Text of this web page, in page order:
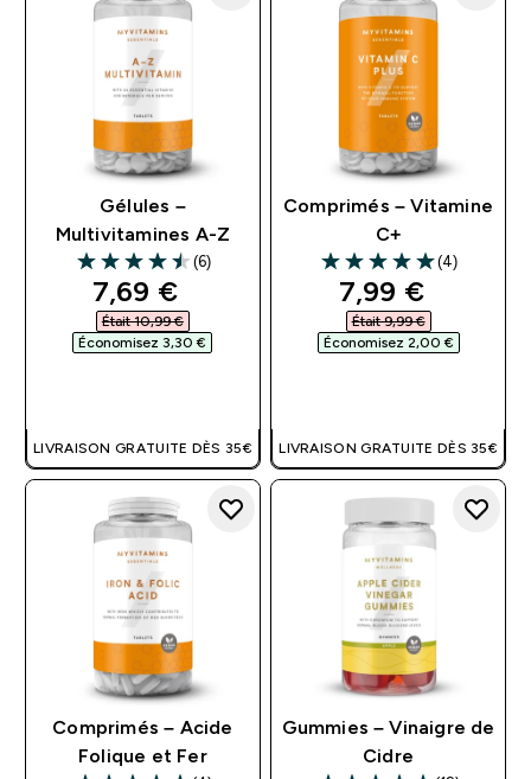
Gélules –
Multivitamines A-Z
4.5 out of 5 stars
(6)
discounted price
7,69 €‎
Était 10,99 €‎
Économisez 3,30 €‎
LIVRAISON GRATUITE DÈS 35€
Comprimés – Vitamine
C+
5 out of 5 stars
(4)
discounted
7,99 €‎
Était 9,99 €‎
Économisez 2,00 €‎
LIVRAISON GRATUITE DÈS 35€
Comprimés – Acide
Folique et Fer
Gummies – Vinaigre de
Cidre